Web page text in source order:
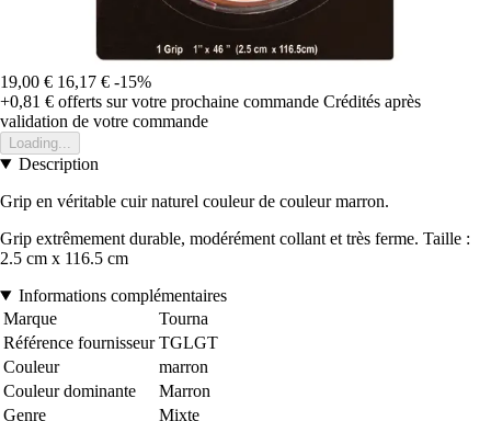
19,00 € 16,17 € -15%
+0,81 € offerts sur votre prochaine commande Crédités après
validation de votre commande
Loading...
Description
Grip en véritable cuir naturel couleur de couleur marron.
Grip extrêmement durable, modérément collant et très ferme. Taille :
2.5 cm x 116.5 cm
Informations complémentaires
Marque
Tourna
Référence fournisseur TGLGT
Couleur
marron
Couleur dominante
Marron
Genre
Mixte